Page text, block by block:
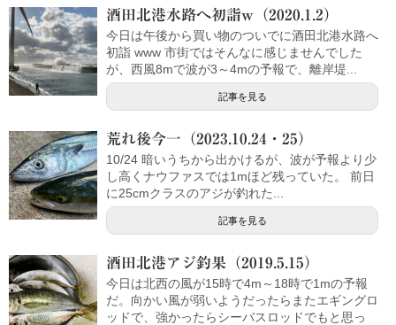
酒田北港水路へ初詣w（2020.1.2）
今日は午後から買い物のついでに酒田北港水路へ
初詣 www 市街ではそんなに感じませんでした
が、西風8mで波が3～4mの予報で、離岸堤...
記事を見る
荒れ後今一（2023.10.24・25）
10/24 暗いうちから出かけるが、波が予報より少
し高くナウファスでは1mほど残っていた。 前日
に25cmクラスのアジが釣れた...
記事を見る
酒田北港アジ釣果（2019.5.15）
今日は北西の風が15時で4m～18時で1mの予報
だ。向かい風が弱いようだったらまたエギングロ
ッドで、強かったらシーバスロッドでもと思っ